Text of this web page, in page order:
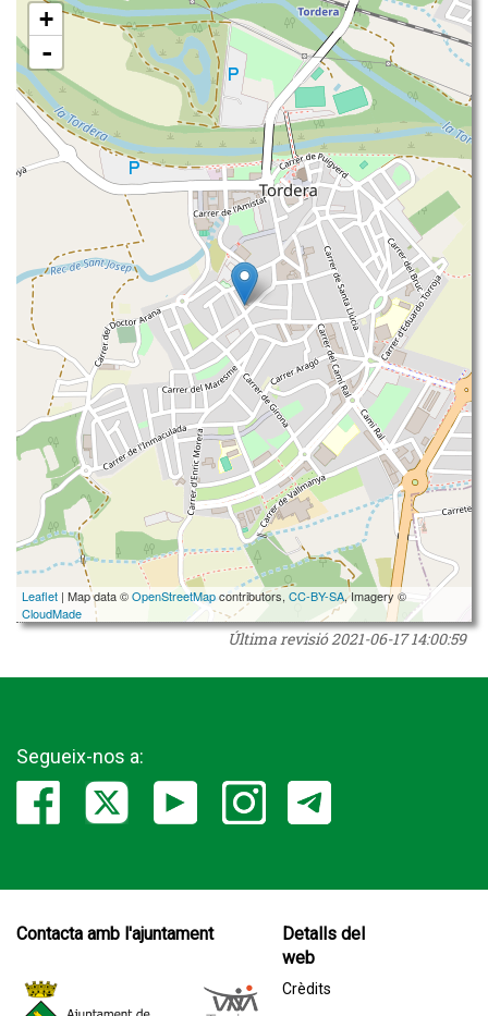
+
-
Leaflet | Map data ©OpenStreetMapcontributors, CC-BY-SA, Imagery ©
CloudMade
Última revisió2021-06-17 14:00:59
Segueix-nos a:
Contacta amb l'ajuntament
Detalls del
web
Crèdits